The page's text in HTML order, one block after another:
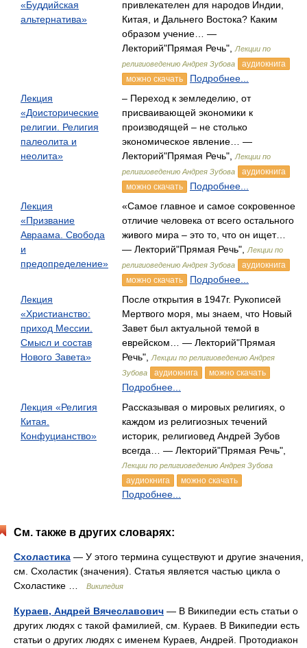
«Буддийская
альтернатива»
привлекателен для народов Индии,
Китая, и Дальнего Востока? Каким
образом учение… —
Лекторий"Прямая Речь",
Лекции по
религиоведению Андрея Зубова
аудиокнига
можно скачать
Подробнее...
Лекция
«Доисторические
религии. Религия
палеолита и
неолита»
– Переход к земледелию, от
присваивающей экономики к
производящей – не столько
экономическое явление… —
Лекторий"Прямая Речь",
Лекции по
религиоведению Андрея Зубова
аудиокнига
можно скачать
Подробнее...
Лекция
«Призвание
Авраама. Свобода
и
предопределение»
«Самое главное и самое сокровенное
отличие человека от всего остального
живого мира – это то, что он ищет…
— Лекторий"Прямая Речь",
Лекции по
религиоведению Андрея Зубова
аудиокнига
можно скачать
Подробнее...
Лекция
«Христианство:
приход Мессии.
Смысл и состав
Нового Завета»
После открытия в 1947г. Рукописей
Мертвого моря, мы знаем, что Новый
Завет был актуальной темой в
еврейском… — Лекторий"Прямая
Речь",
Лекции по религиоведению Андрея
Зубова
аудиокнига можно скачать
Подробнее...
Лекция «Религия
Китая.
Конфуцианство»
Рассказывая о мировых религиях, о
каждом из религиозных течений
историк, религиовед Андрей Зубов
всегда… — Лекторий"Прямая Речь",
Лекции по религиоведению Андрея Зубова
аудиокнига можно скачать
Подробнее...
См. также в других словарях:
Схоластика — У этого термина существуют и другие значения,
см. Схоластик (значения). Статья является частью цикла о
Схоластике …
Википедия
Кураев, Андрей Вячеславович — В Википедии есть статьи о
других людях с такой фамилией, см. Кураев. В Википедии есть
статьи о других людях с именем Кураев, Андрей. Протодиакон